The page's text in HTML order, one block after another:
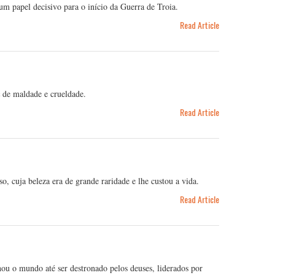
papel decisivo para o início da Guerra de Troia.
Read Article
maldade e crueldade.
Read Article
cuja beleza era de grande raridade e lhe custou a vida.
Read Article
o mundo até ser destronado pelos deuses, liderados por